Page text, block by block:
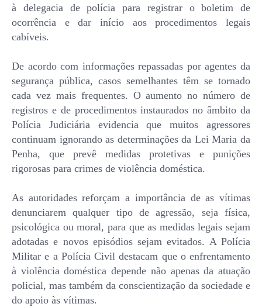
à delegacia de polícia para registrar o boletim de
ocorrência e dar início aos procedimentos legais
cabíveis.
De acordo com informações repassadas por agentes da
segurança pública, casos semelhantes têm se tornado
cada vez mais frequentes. O aumento no número de
registros e de procedimentos instaurados no âmbito da
Polícia Judiciária evidencia que muitos agressores
continuam ignorando as determinações da Lei Maria da
Penha, que prevê medidas protetivas e punições
rigorosas para crimes de violência doméstica.
As autoridades reforçam a importância de as vítimas
denunciarem qualquer tipo de agressão, seja física,
psicológica ou moral, para que as medidas legais sejam
adotadas e novos episódios sejam evitados. A Polícia
Militar e a Polícia Civil destacam que o enfrentamento
à violência doméstica depende não apenas da atuação
policial, mas também da conscientização da sociedade e
do apoio às vítimas.